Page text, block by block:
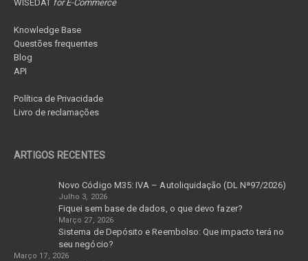
WISEDAT for E-Commerce
Knowledge Base
Questões frequentes
Blog
API
Política de Privacidade
Livro de reclamações
ARTIGOS RECENTES
Novo Código M35: IVA – Autoliquidação (DL Nª97/2026)
Julho 3, 2026
Fiquei sem base de dados, o que devo fazer?
Março 27, 2026
Sistema de Depósito e Reembolso: Que impacto terá no
seu negócio?
Março 17, 2026